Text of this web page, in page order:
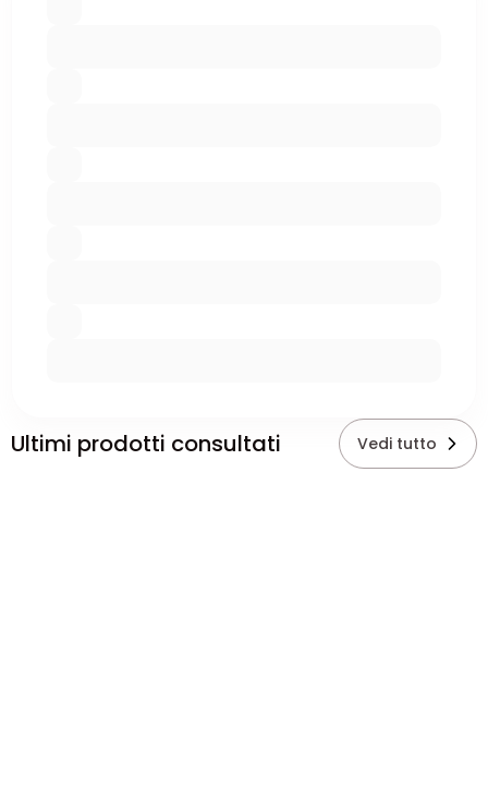
Ultimi prodotti consultati Vedi tutto